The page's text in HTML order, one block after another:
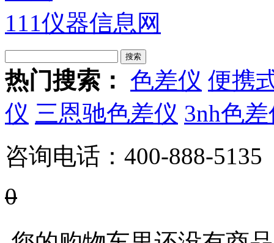
111仪器信息网
热门搜索： 色差仪 便携
仪 三恩驰色差仪 3nh色
咨询电话： 400-888-5135
0